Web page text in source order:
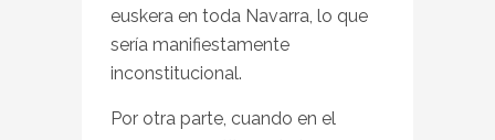
euskera en toda Navarra, lo que
sería manifiestamente
inconstitucional.
Por otra parte, cuando en el